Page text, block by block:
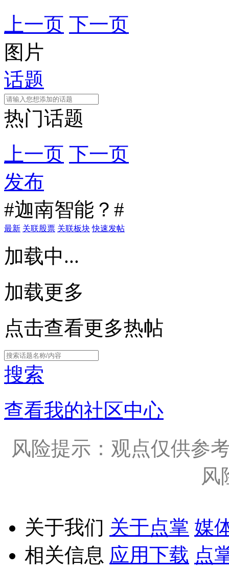
上一页 下一页
图片
话题
热门话题
上一页 下一页
发布
#迦南智能？#
最新 关联股票 关联板块 快速发帖
加载中...
加载更多
点击查看更多热帖
搜索
查看我的社区中心
风险提示：观点仅供参
风
关于我们 关于点掌 媒
相关信息 应用下载 点